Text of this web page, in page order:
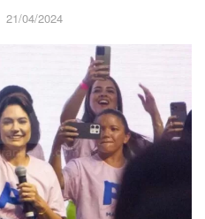
21/04/2024